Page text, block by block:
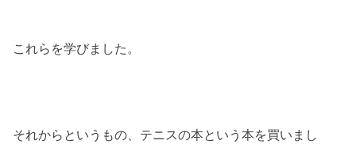
これらを学びました。
それからというもの、テニスの本という本を買いまし